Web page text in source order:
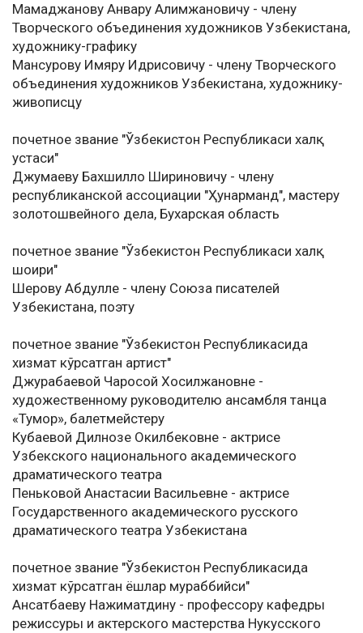
Мамаджанову Анвару Алимжановичу - члену
Творческого объединения художников Узбекистана,
художнику-графику
Мансурову Имяру Идрисовичу - члену Творческого
объединения художников Узбекистана, художнику-
живописцу
почетное звание "Ўзбекистон Республикаси халқ
устаси"
Джумаеву Бахшилло Шириновичу - члену
республиканской ассоциации "Ҳунарманд", мастеру
золотошвейного дела, Бухарская область
почетное звание "Ўзбекистон Республикаси халқ
шоири"
Шерову Абдулле - члену Союза писателей
Узбекистана, поэту
почетное звание "Ўзбекистон Республикасида
хизмат кўрсатган артист"
Джурабаевой Чаросой Хосилжановне -
художественному руководителю ансамбля танца
«Тумор», балетмейстеру
Кубаевой Дилнозе Окилбековне - актрисе
Узбекского национального академического
драматического театра
Пеньковой Анастасии Васильевне - актрисе
Государственного академического русского
драматического театра Узбекистана
почетное звание "Ўзбекистон Республикасида
хизмат кўрсатган ёшлар мураббийси"
Ансатбаеву Нажиматдину - профессору кафедры
режиссуры и актерского мастерства Нукусского